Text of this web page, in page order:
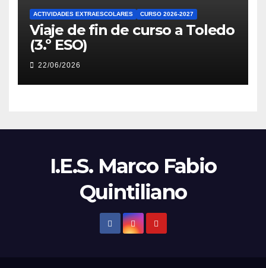
ACTIVIDADES EXTRAESCOLARES CURSO 2026-2027
Viaje de fin de curso a Toledo
(3.º ESO)
22/06/2026
I.E.S. Marco Fabio
Quintiliano